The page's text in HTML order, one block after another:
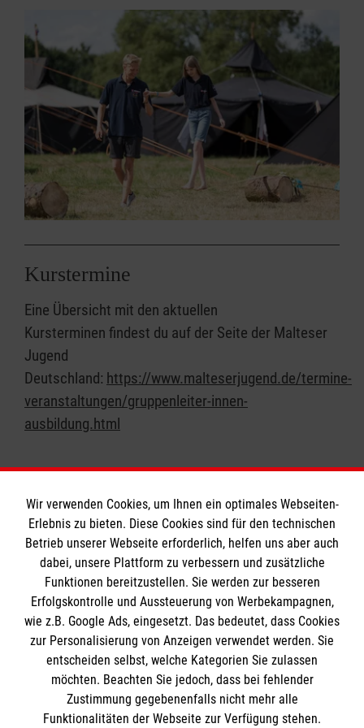
Seminar einzubringen und eigene
Methoden mitzubringen bzw. zu entwickeln
Kurstermine
Eine Übersicht mit den aktuellen
Kursterminen findest du auf der Seite der Malteser
Jugend
Deutschland: https://www.malteserjugend.de/termine-
veranstaltungen/gruppenleiter-innen-
ausbildung.html
Informationen
Impressum
Datenschutz
Barrierefreiheit
Kontakt
Medizinproduktesicherheit
Die Malteser
Malteser in Deutschland
Malteserorden
Wir verwenden Cookies, um Ihnen ein optimales Webseiten-
Erlebnis zu bieten. Diese Cookies sind für den technischen
Betrieb unserer Webseite erforderlich, helfen uns aber auch
dabei, unsere Plattform zu verbessern und zusätzliche
Funktionen bereitzustellen. Sie werden zur besseren
Erfolgskontrolle und Aussteuerung von Werbekampagnen,
wie z.B. Google Ads, eingesetzt. Das bedeutet, dass Cookies
zur Personalisierung von Anzeigen verwendet werden. Sie
entscheiden selbst, welche Kategorien Sie zulassen
möchten. Beachten Sie jedoch, dass bei fehlender
Zustimmung gegebenenfalls nicht mehr alle
Funktionalitäten der Webseite zur Verfügung stehen.